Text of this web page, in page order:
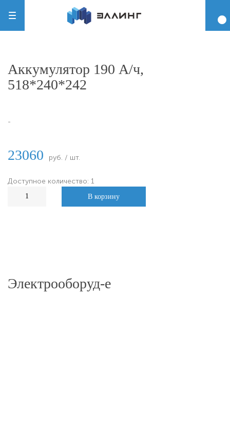
Аккумулятор 190 А/ч,
518*240*242
-
23060 руб. / шт.
Доступное количество: 1
В корзину
Электрооборуд-е